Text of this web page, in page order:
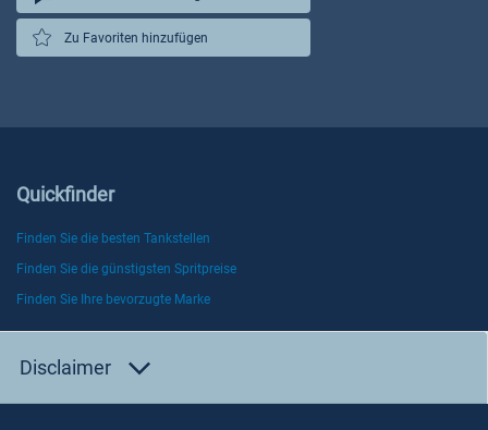
Zu Favoriten hinzufügen
Quickfinder
Finden Sie die besten Tankstellen
Finden Sie die günstigsten Spritpreise
Finden Sie Ihre bevorzugte Marke
Disclaimer